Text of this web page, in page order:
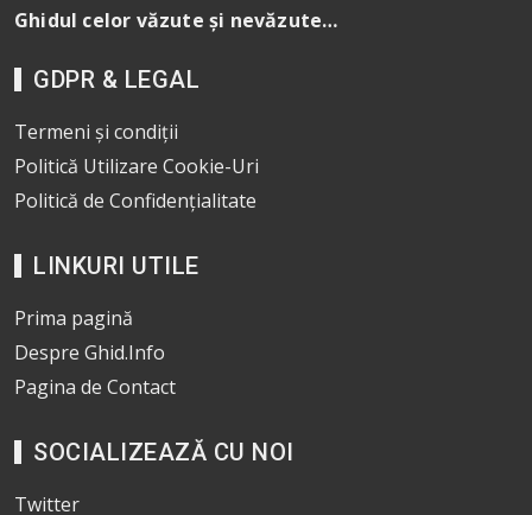
Ghidul celor văzute și nevăzute…
GDPR & LEGAL
Termeni și condiții
Politică Utilizare Cookie-Uri
Politică de Confidențialitate
LINKURI UTILE
Prima pagină
Despre Ghid.Info
Pagina de Contact
SOCIALIZEAZĂ CU NOI
Twitter